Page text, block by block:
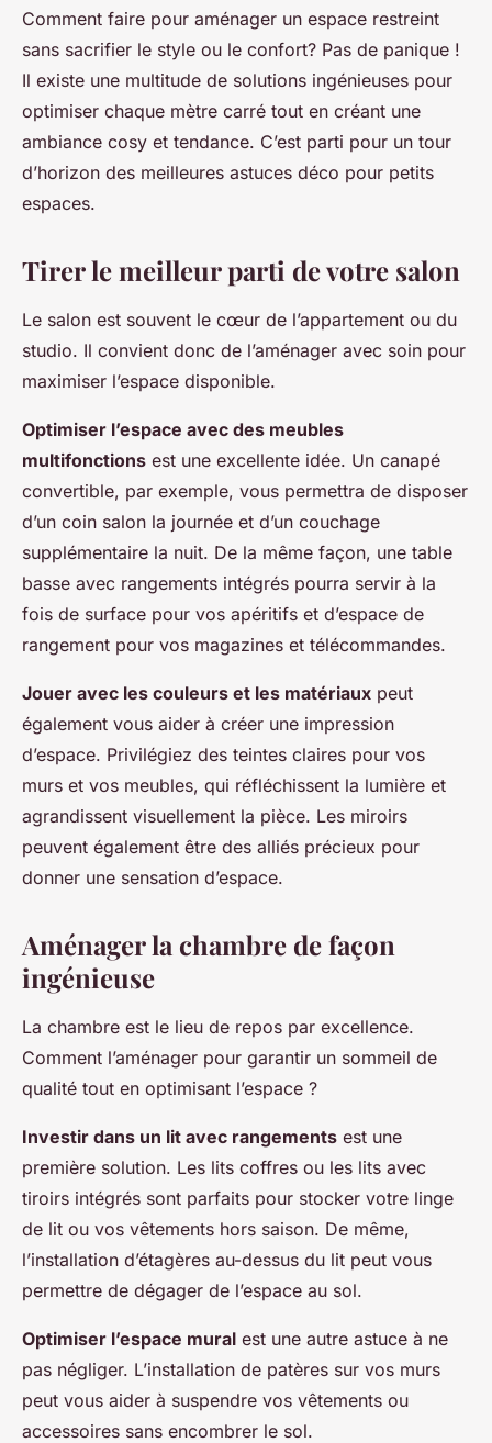
Comment faire pour aménager un espace restreint
sans sacrifier le style ou le confort? Pas de panique !
Il existe une multitude de solutions ingénieuses pour
optimiser chaque mètre carré tout en créant une
ambiance cosy et tendance. C’est parti pour un tour
d’horizon des meilleures astuces déco pour petits
espaces.
Tirer le meilleur parti de votre salon
Le salon est souvent le cœur de l’appartement ou du
studio. Il convient donc de l’aménager avec soin pour
maximiser l’espace disponible.
Optimiser l’espace avec des meubles
multifonctions est une excellente idée. Un canapé
convertible, par exemple, vous permettra de disposer
d’un coin salon la journée et d’un couchage
supplémentaire la nuit. De la même façon, une table
basse avec rangements intégrés pourra servir à la
fois de surface pour vos apéritifs et d’espace de
rangement pour vos magazines et télécommandes.
Jouer avec les couleurs et les matériaux peut
également vous aider à créer une impression
d’espace. Privilégiez des teintes claires pour vos
murs et vos meubles, qui réfléchissent la lumière et
agrandissent visuellement la pièce. Les miroirs
peuvent également être des alliés précieux pour
donner une sensation d’espace.
Aménager la chambre de façon
ingénieuse
La chambre est le lieu de repos par excellence.
Comment l’aménager pour garantir un sommeil de
qualité tout en optimisant l’espace ?
Investir dans un lit avec rangements est une
première solution. Les lits coffres ou les lits avec
tiroirs intégrés sont parfaits pour stocker votre linge
de lit ou vos vêtements hors saison. De même,
l’installation d’étagères au-dessus du lit peut vous
permettre de dégager de l’espace au sol.
Optimiser l’espace mural est une autre astuce à ne
pas négliger. L’installation de patères sur vos murs
peut vous aider à suspendre vos vêtements ou
accessoires sans encombrer le sol.